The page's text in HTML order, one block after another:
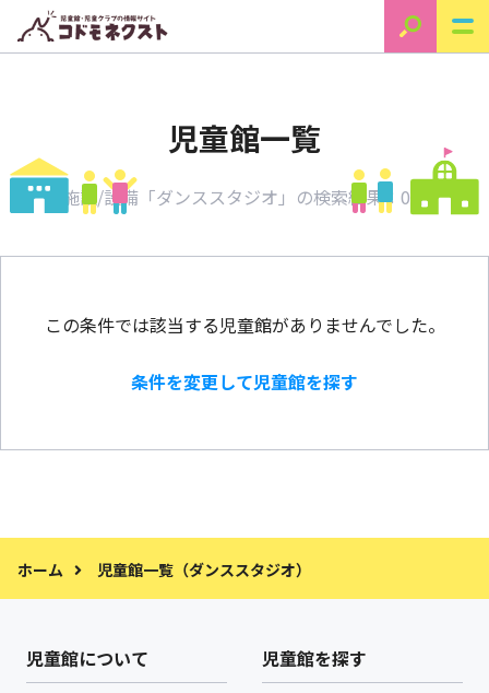
児童館一覧
施設/設備「ダンススタジオ」の検索結果：0件
この条件では該当する児童館がありませんでした。
条件を変更して児童館を探す
ホーム 児童館一覧（ダンススタジオ）
児童館について 児童館を探す